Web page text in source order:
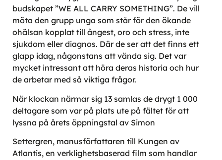
budskapet ”WE ALL CARRY SOMETHING”. De vill
möta den grupp unga som står för den ökande
ohälsan kopplat till ångest, oro och stress, inte
sjukdom eller diagnos. Där de ser att det finns ett
glapp idag, någonstans att vända sig. Det var
mycket intressant att höra deras historia och hur
de arbetar med så viktiga frågor.
När klockan närmar sig 13 samlas de drygt 1 000
deltagare som var på plats ute på fältet för att
lyssna på årets öppningstal av Simon
Settergren, manusförfattaren till Kungen av
Atlantis, en verklighetsbaserad film som handlar